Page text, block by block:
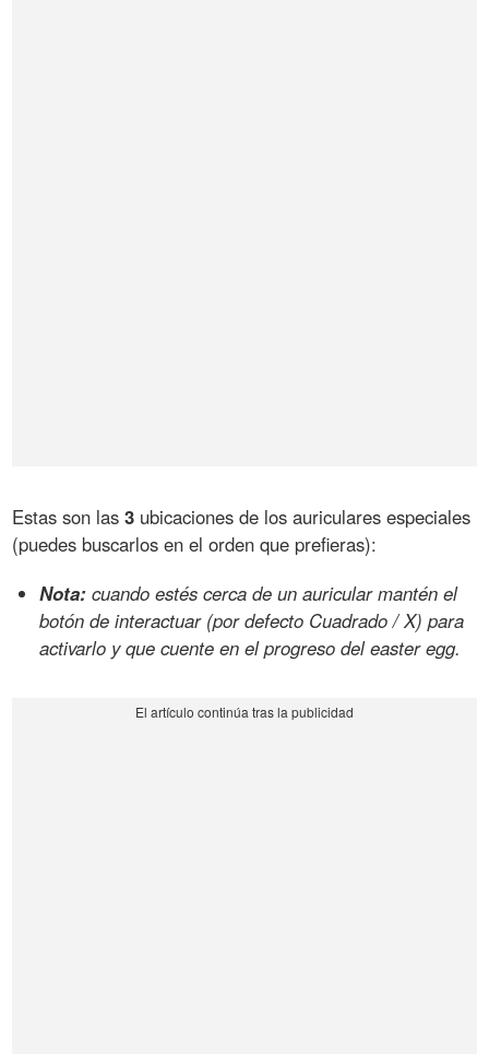
Estas son las3 ubicaciones de los auriculares especiales
(puedes buscarlos en el orden que prefieras):
Nota: cuando estés cerca de un auricular mantén el
botón de interactuar (por defecto Cuadrado / X) para
activarlo y que cuente en el progreso del easter egg.